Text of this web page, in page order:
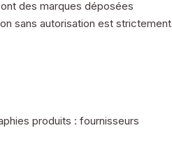
des marques déposées
sans autorisation est strictement
produits : fournisseurs